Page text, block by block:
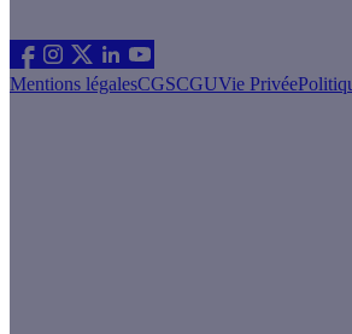
Mentions légalesCGSCGUVie Privée